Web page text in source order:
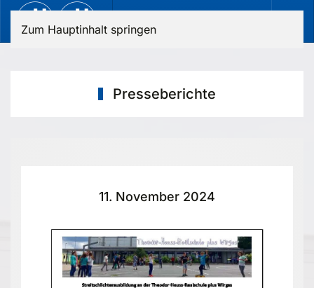
Zum Hauptinhalt springen
Presseberichte
11. November 2024